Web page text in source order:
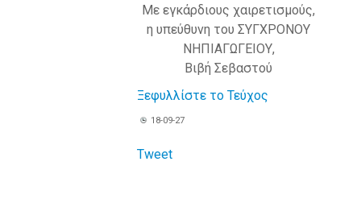
Με εγκάρδιους χαιρετισμούς,
η υπεύθυνη του ΣΥΓΧΡΟΝΟΥ
ΝΗΠΙΑΓΩΓΕΙΟΥ,
Βιβή Σεβαστού
Ξεφυλλίστε το Τεύχος
18-09-27
Tweet